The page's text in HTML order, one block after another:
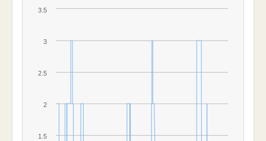
1.5
2
2.5
3
3.5